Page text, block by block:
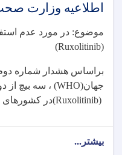
اطلاعیه وزارت
موضوع: در مورد عدم
(Ruxolitinib)
براساس هشدار شماره
جهان(WHO) ، سه بیچ از
(Ruxolitinib)در کشورهای
بیشتر...